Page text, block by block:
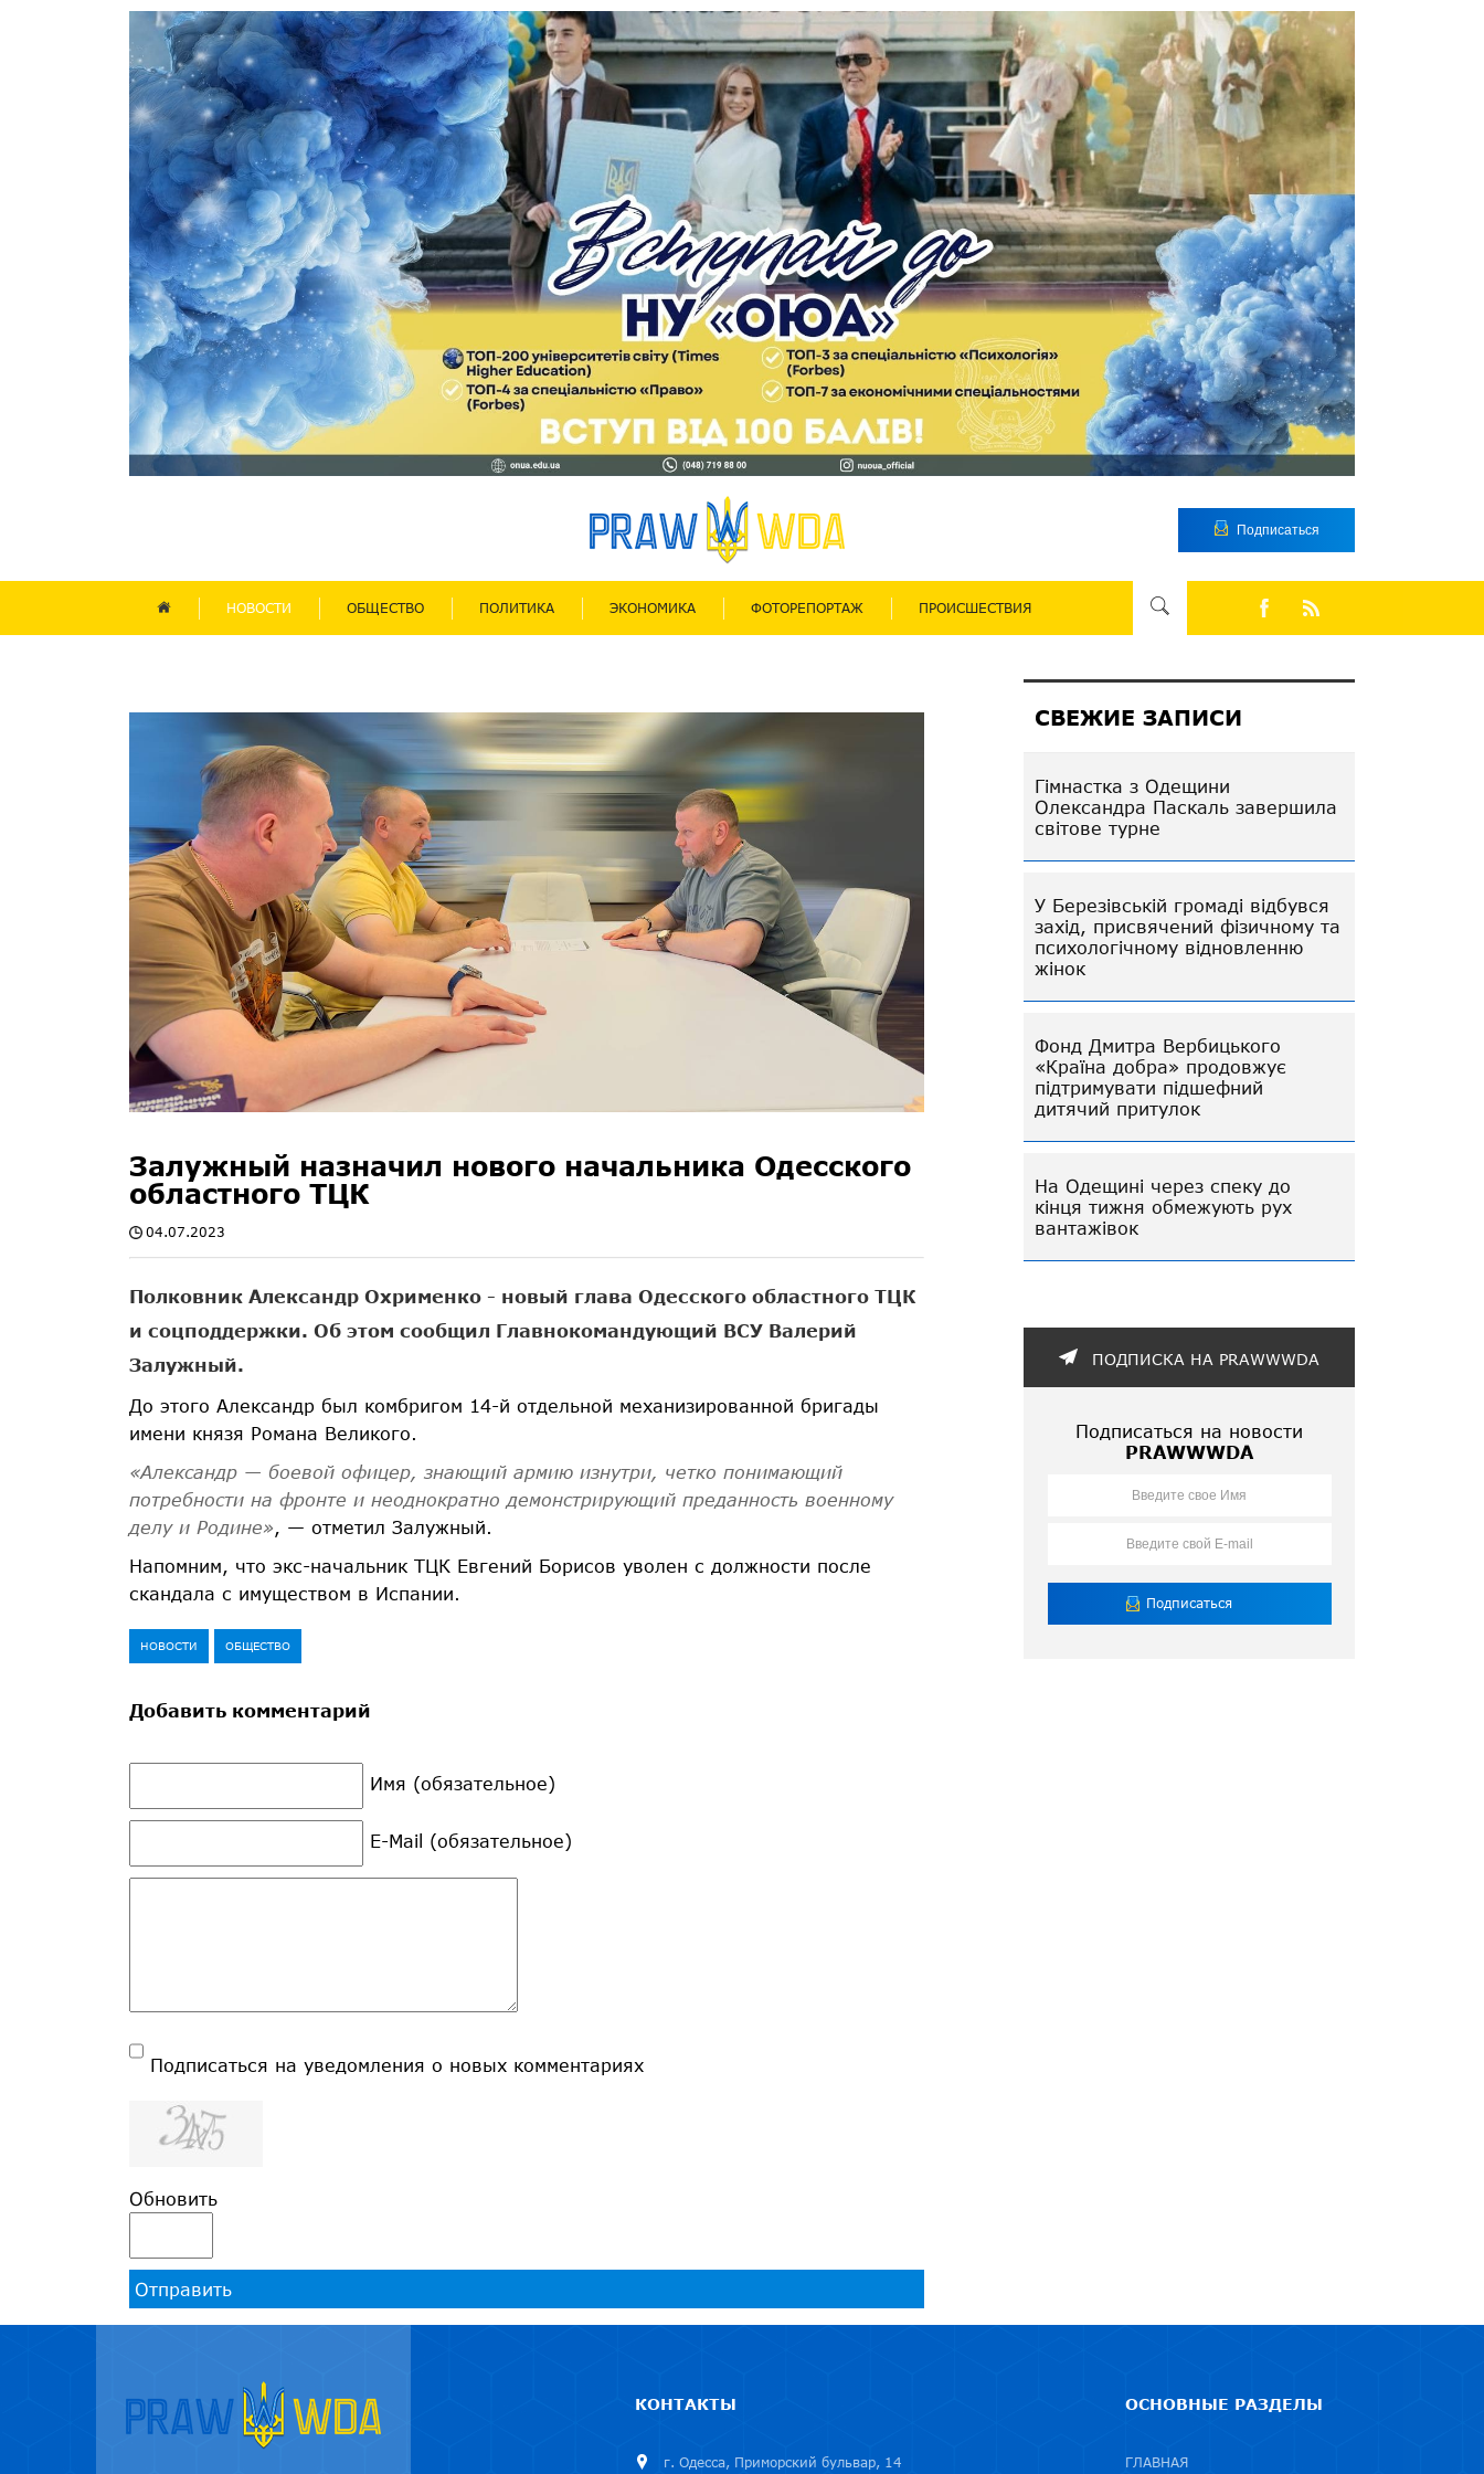
Подписаться
НОВОСТИ ОБЩЕСТВО ПОЛИТИКА ЭКОНОМИКА ФОТОРЕПОРТАЖ ПРОИСШЕСТВИЯ
Залужный назначил нового начальника Одесского
областного ТЦК
04.07.2023
Полковник Александр Охрименко - новый глава Одесского областного ТЦК
и соцподдержки. Об этом сообщил Главнокомандующий ВСУ Валерий
Залужный.
До этого Александр был комбригом 14-й отдельной механизированной бригады
имени князя Романа Великого.
«Александр — боевой офицер, знающий армию изнутри, четко понимающий
потребности на фронте и неоднократно демонстрирующий преданность военному
делу и Родине», — отметил Залужный.
Напомним, что экс-начальник ТЦК Евгений Борисов уволен с должности после
скандала с имуществом в Испании.
НОВОСТИ ОБЩЕСТВО
Добавить комментарий
Имя (обязательное)
E-Mail (обязательное)
Подписаться на уведомления о новых комментариях
Обновить
Отправить
СВЕЖИЕ ЗАПИСИ
Гімнастка з Одещини
Олександра Паскаль завершила
світове турне
У Березівській громаді відбувся
захід, присвячений фізичному та
психологічному відновленню
жінок
Фонд Дмитра Вербицького
«Країна добра» продовжує
підтримувати підшефний
дитячий притулок
На Одещині через спеку до
кінця тижня обмежують рух
вантажівок
ПОДПИСКА НА PRAWWWDA
Подписаться на новости
PRAWWWDA
КОНТАКТЫ
г. Одесса, Приморский бульвар, 14
ОСНОВНЫЕ РАЗДЕЛЫ
ГЛАВНАЯ